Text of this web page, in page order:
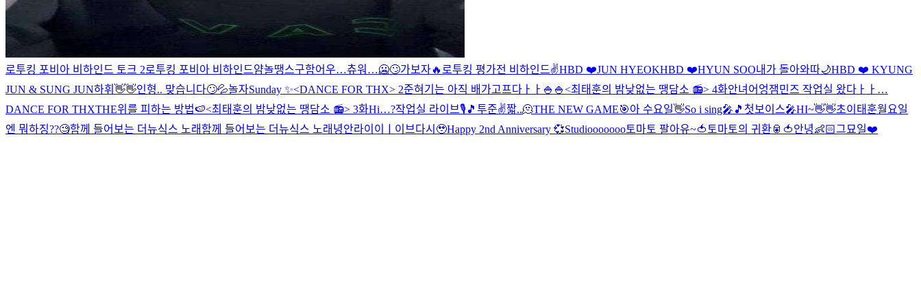
로투킹 포비아 비하인드 토크 2로투킹 포비아 비하인드얌놀땡스구함어우…츄워…🥶🙄가보자🔥 로투킹 평가전 비하인드✌️HBD ❤️JUN HYEOKHBD ❤️HYUN SOO내가 돌아와따🌙HBD ❤️ KYUNG
JUN & SUNG JUN하휘👋👋인형.. 맞습니다🙄💦놀자Sunday ✨<DANCE FOR THX> 2준혀기는 아직 배가고프다ㅏㅏ🍚🍚<최태훈의 밤낮없는 땡담소 📻> 4화안녀어엉잼민즈 작업실 왔다ㅏㅏ…
DANCE FOR THXTHE위를 피하는 방법🍉<최태훈의 밤낮없는 땡담소 📻> 3화Hi…?작업실 라이브🎙🎵 투준✌️짧..🫠THE NEW GAME🎯아 수요일👋So i sing🎤🎵 첫보이스🎤HI~👋👋초이태훈월요일
엔 뭐하징??🧐함께 들어보는 더뉴식스 노래함께 들어보는 더뉴식스 노래 녕안라이이ㅣ이브다시🥹Happy 2nd Anniversary 💞Studiooooooo토마토 팔아유~🍅 토마토의 귀환🥫🍅안녕👶🏻그묘일❤️